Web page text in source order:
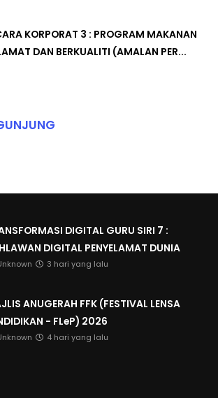
KORPORAT 3 : PROGRAM MAKANAN
DAN BERKUALITI (AMALAN PER...
DIGITAL GURU SIRI 7 :
DIGITAL PENYELAMAT DUNIA
3 hari yang lalu
ANUGERAH FFK (FESTIVAL LENSA
- FLeP) 2026
4 hari yang lalu